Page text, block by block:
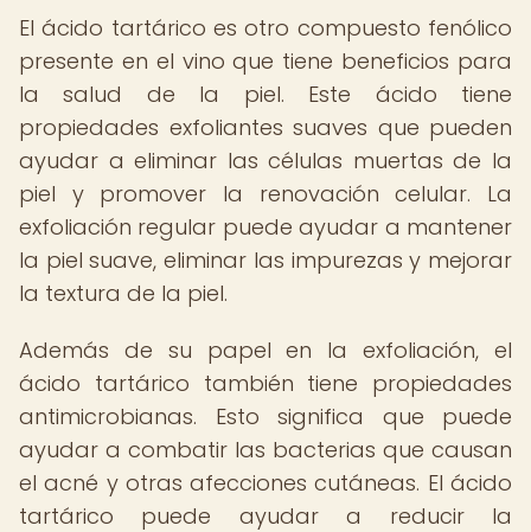
El ácido tartárico es otro compuesto fenólico
presente en el vino que tiene beneficios para
la salud de la piel. Este ácido tiene
propiedades exfoliantes suaves que pueden
ayudar a eliminar las células muertas de la
piel y promover la renovación celular. La
exfoliación regular puede ayudar a mantener
la piel suave, eliminar las impurezas y mejorar
la textura de la piel.
Además de su papel en la exfoliación, el
ácido tartárico también tiene propiedades
antimicrobianas. Esto significa que puede
ayudar a combatir las bacterias que causan
el acné y otras afecciones cutáneas. El ácido
tartárico puede ayudar a reducir la